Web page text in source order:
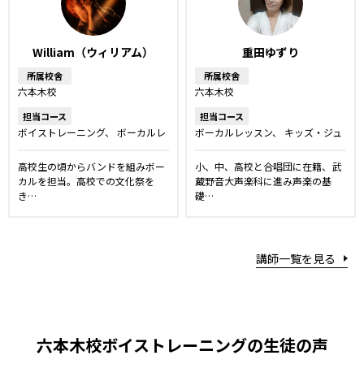
William（ウィリアム）
所属校舎
六本木校
担当コース
ボイストレーニング
ボーカルレ
高校生の頃からバンドを組みボー
カルを担当。高校での文化祭を
き…
重田ゆずり
所属校舎
六本木校
担当コース
ボーカルレッスン
キッズ・ジュ
グ
プロボーカルレッスン
小、中、高校と合唱団に在籍、武
蔵野音大声楽科に進み声楽の基
礎…
講師一覧を見る
六本木校ボイストレーニングの生徒の声